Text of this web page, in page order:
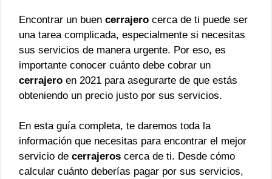
Encontrar un buen cerrajero cerca de ti puede ser
una tarea complicada, especialmente si necesitas
sus servicios de manera urgente. Por eso, es
importante conocer cuánto debe cobrar un
cerrajero en 2021 para asegurarte de que estás
obteniendo un precio justo por sus servicios.
En esta guía completa, te daremos toda la
información que necesitas para encontrar el mejor
servicio de cerrajeros cerca de ti. Desde cómo
calcular cuánto deberías pagar por sus servicios,